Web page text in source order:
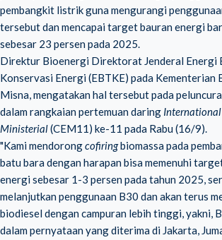
pembangkit listrik guna mengurangi
tersebut dan mencapai target bauran energi
sebesar 23 persen pada 2025.
Direktur Bioenergi Direktorat Jenderal Energi
Konservasi Energi (EBTKE) pada Kementerian
Misna, mengatakan hal tersebut pada
dalam rangkaian pertemuan daring International
Ministerial(CEM11) ke-11 pada Rabu (16/9).
"Kami mendorongcofiringbiomassa pada
batu bara dengan harapan bisa memenuhi
energi sebesar 1-3 persen pada tahun 2025,
melanjutkan penggunaan B30 dan akan terus
biodiesel dengan campuran lebih tinggi, yakni,
dalam pernyataan yang diterima di Jakarta,